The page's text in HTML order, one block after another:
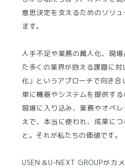
意思決定を支えるためのソリ
ます。
人手不足や業務の属人化、現
た多くの業界が抱える課題に
化」というアプローチで向き合
単に機器やシステムを提供す
現場に入り込み、業務やオペ
えで、本当に使われ、成果に
と。それが私たちの価値です。
USEN＆U-NEXT GROUPがカ